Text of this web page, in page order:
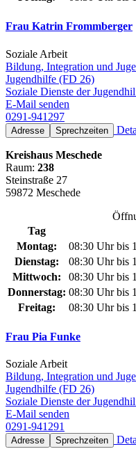
Frau Katrin Frommberger
Soziale Arbeit
Bildung, Integration und
Jugendhilfe (FD 26)
Soziale Dienste der
E-Mail senden
0291-941297
Adresse Sprechzeiten
Kreishaus Meschede
Raum: 238
Steinstraße 27
59872 Meschede
Tag
Montag:
08:30 Uhr bis
Dienstag:
08:30 Uhr bis
Mittwoch:
08:30 Uhr bis
Donnerstag: 08:30 Uhr bis
Freitag:
08:30 Uhr bis
Frau Pia Funke
Soziale Arbeit
Bildung, Integration und
Jugendhilfe (FD 26)
Soziale Dienste der
E-Mail senden
0291-941291
Adresse Sprechzeiten